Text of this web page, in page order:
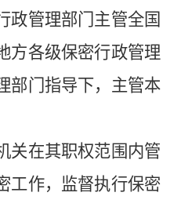
管理部门主管全国
方各级保密行政管理
部门指导下，主管本
在其职权范围内管
工作，监督执行保密